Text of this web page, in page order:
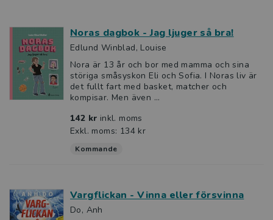
Noras dagbok - Jag ljuger så bra!
Edlund Winblad, Louise
Nora är 13 år och bor med mamma och sina
störiga småsyskon Eli och Sofia. I Noras liv är
det fullt fart med basket, matcher och
kompisar. Men även ...
142 kr inkl. moms
Exkl. moms: 134 kr
Kommande
Vargflickan - Vinna eller försvinna
Do, Anh